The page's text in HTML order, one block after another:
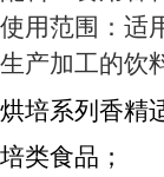
使用范围：适
生产加工的饮
烘培系列香精
培类食品；